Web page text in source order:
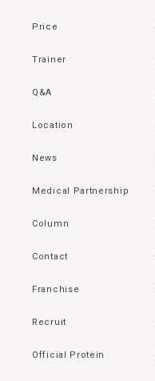
Price
Trainer
Q&A
Location
News
Medical Partnership
Column
Contact
Franchise
Recruit
Official Protein